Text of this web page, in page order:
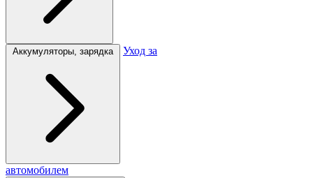
Аккумуляторы, зарядка Уход за
автомобилем